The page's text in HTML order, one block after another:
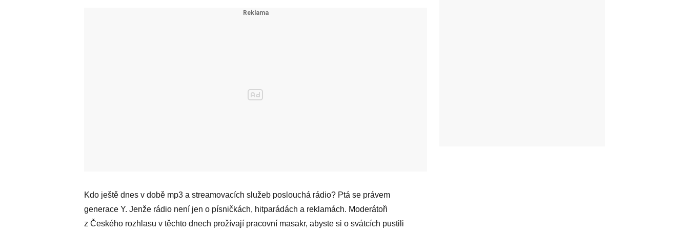
Kdo ještě dnes v době mp3 a streamovacích služeb poslouchá rádio? Ptá se právem
generace Y. Jenže rádio není jen o písničkách, hitparádách a reklamách. Moderátoři
z Českého rozhlasu v těchto dnech prožívají pracovní masakr, abyste si o svátcích pustili